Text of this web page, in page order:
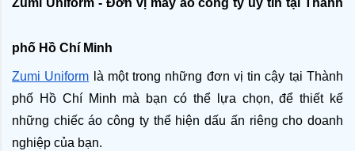
Zumi Uniform - Đơn vị may áo công ty uy tín tại Thành
phố Hồ Chí Minh
Zumi Uniform là một trong những đơn vị tin cậy tại Thành
phố Hồ Chí Minh mà bạn có thể lựa chọn, để thiết kế
những chiếc áo công ty thể hiện dấu ấn riêng cho doanh
nghiệp của bạn.